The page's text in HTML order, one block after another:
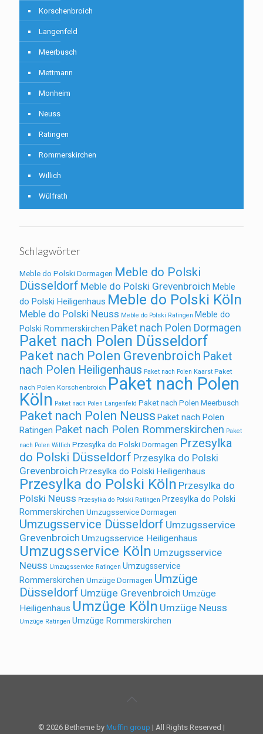
Korschenbroich
Langenfeld
Meerbusch
Mettmann
Monheim
Neuss
Ratingen
Rommerskirchen
Willich
Wülfrath
Schlagwörter
Meble do Polski Dormagen Meble do Polski
Düsseldorf Meble do Polski Grevenbroich Meble
do Polski Heiligenhaus Meble do Polski Köln
Meble do Polski Neuss Meble do Polski Ratingen Meble do
Polski Rommerskirchen Paket nach Polen Dormagen
Paket nach Polen Düsseldorf
Paket nach Polen Grevenbroich Paket
nach Polen Heiligenhaus Paket nach Polen Kaarst Paket
nach Polen Korschenbroich Paket nach Polen
Köln Paket nach Polen Langenfeld Paket nach Polen Meerbusch
Paket nach Polen Neuss Paket nach Polen
Ratingen Paket nach Polen Rommerskirchen Paket
nach Polen Willich Przesylka do Polski Dormagen Przesylka
do Polski Düsseldorf Przesylka do Polski
Grevenbroich Przesylka do Polski Heiligenhaus
Przesylka do Polski Köln Przesylka do
Polski Neuss Przesylka do Polski Ratingen Przesylka do Polski
Rommerskirchen Umzugsservice Dormagen
Umzugsservice Düsseldorf Umzugsservice
Grevenbroich Umzugsservice Heiligenhaus
Umzugsservice Köln Umzugsservice
Neuss Umzugsservice Ratingen Umzugsservice
Rommerskirchen Umzüge Dormagen Umzüge
Düsseldorf Umzüge Grevenbroich Umzüge
Heiligenhaus Umzüge Köln Umzüge Neuss
Umzüge Ratingen Umzüge Rommerskirchen
© 2026 Betheme by Muffin group | All Rights Reserved |